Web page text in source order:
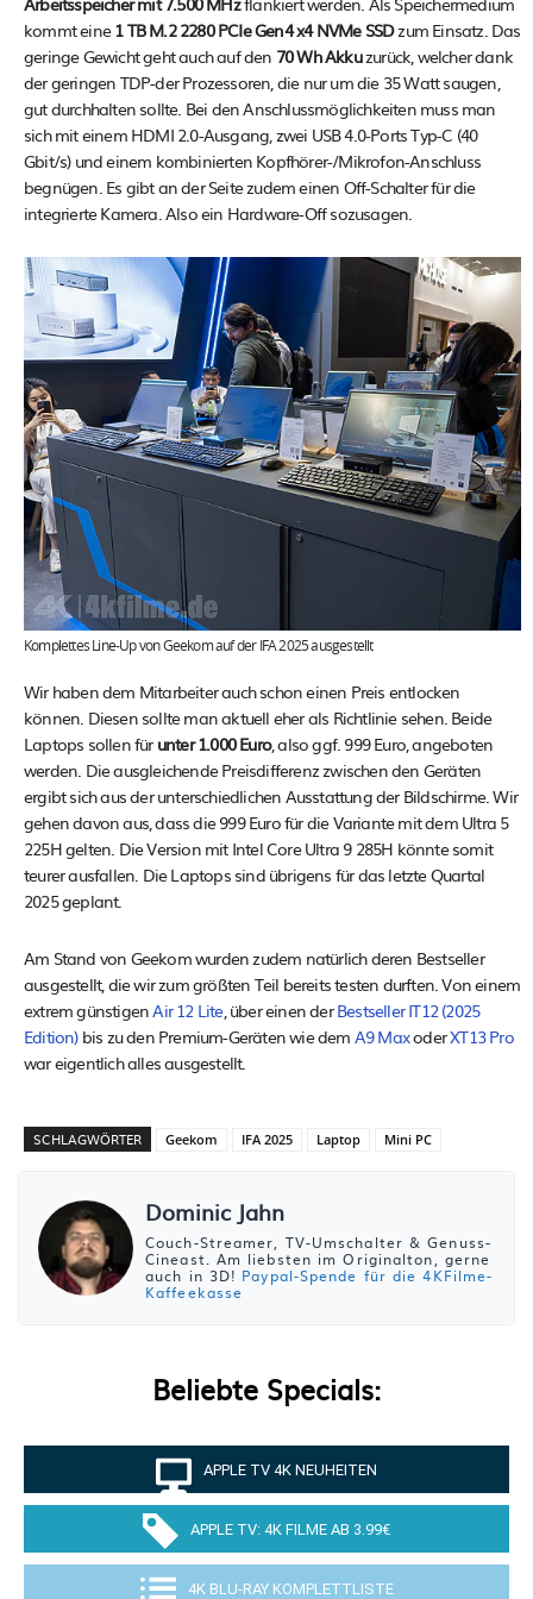
kommt eine1 TB M.2 2280 PCIe Gen4 x4 NVMe SSDzum Einsatz. Das
geringe Gewicht geht auch auf den 70 Wh Akkuzurück, welcher dank
der geringen TDP-der Prozessoren, die nur um die 35 Watt saugen,
gut durchhalten sollte. Bei den Anschlussmöglichkeiten muss man
sich mit einem HDMI 2.0-Ausgang, zwei USB 4.0-Ports Typ-C (40
Gbit/s) und einem kombinierten Kopfhörer-/Mikrofon-Anschluss
begnügen. Es gibt an der Seite zudem einen Off-Schalter für die
integrierte Kamera. Also ein Hardware-Off sozusagen.
Komplettes Line-Up von Geekom auf der IFA 2025 ausgestellt
Wir haben dem Mitarbeiter auch schon einen Preis entlocken
können. Diesen sollte man aktuell eher als Richtlinie sehen. Beide
Laptops sollen für unter 1.000 Euro, also ggf. 999 Euro, angeboten
werden. Die ausgleichende Preisdifferenz zwischen den Geräten
ergibt sich aus der unterschiedlichen Ausstattung der Bildschirme. Wir
gehen davon aus, dass die 999 Euro für die Variante mit dem Ultra 5
225H gelten. Die Version mit Intel Core Ultra 9 285H könnte somit
teurer ausfallen. Die Laptops sind übrigens für das letzte Quartal
2025 geplant.
Am Stand von Geekom wurden zudem natürlich deren Bestseller
ausgestellt, die wir zum größten Teil bereits testen durften. Von einem
extrem günstigenAir 12 Lite, über einen derBestseller IT12 (2025
Edition)bis zu den Premium-Geräten wie dem A9 MaxoderXT13 Pro
war eigentlich alles ausgestellt.
SCHLAGWÖRTER Geekom IFA 2025 Laptop Mini PC
Dominic Jahn
Couch-Streamer, TV-Umschalter & Genuss-
Cineast. Am liebsten im Originalton, gerne
auch in 3D! Paypal-Spende für die 4KFilme-
Kaffeekasse
Beliebte Specials:
APPLE TV 4K NEUHEITEN
APPLE TV: 4K FILME AB 3.99€
4K BLU-RAY KOMPLETTLISTE